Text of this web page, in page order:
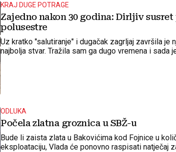
KRAJ DUGE POTRAGE
Zajedno nakon 30 godina: Dirljiv
polusestre
Uz kratko "salutiranje" i dugačak zagrljaj završila je
najbolja stvar. Tražila sam ga dugo vremena i sada
ODLUKA
Počela zlatna groznica u SBŽ-u
Bude li zaista zlata u Bakovićima kod Fojnice u
eksploataciju, Vlada će ponovno raspisati natječaj